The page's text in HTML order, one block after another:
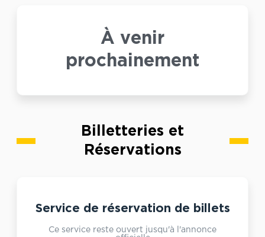
À venir
prochainement
Billetteries et
Réservations
Service de réservation de billets
Ce service reste ouvert jusqu'à l'annonce